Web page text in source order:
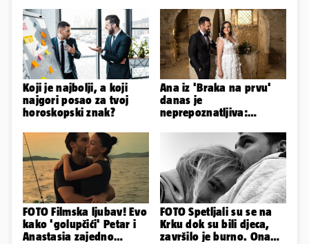
Koji je najbolji, a koji
najgori posao za tvoj
horoskopski znak?
Ana iz 'Braka na prvu'
danas je
neprepoznatljiva:
ovako sad izgleda
FOTO Filmska ljubav! Evo
kako 'golupčići' Petar i
Anastasia zajedno
FOTO Spetljali su se na
Krku dok su bili djeca,
završilo je burno. Ona